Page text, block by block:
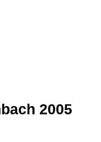
2005